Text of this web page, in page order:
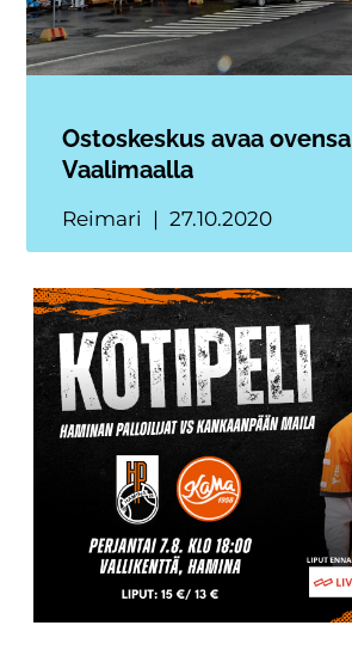
Ostoskeskus avaa ovensa
Vaalimaalla
Reimari 27.10.2020